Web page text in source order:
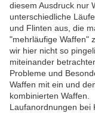
diesem Ausdruck nur
unterschiedliche
und Flinten aus, die
"mehrläufige Waffen"
wir hier nicht so
miteinander
Probleme und
Waffen mit ein und
kombinierten Waffen.
Laufanordnungen bei